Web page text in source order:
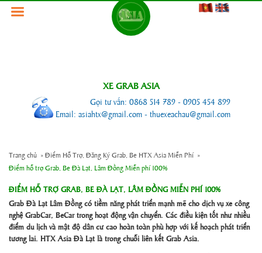
XE GRAB ASIA
Gọi tư vấn: 0868 514 789 - 0905 454 899
Email: asiahtx@gmail.com - thuexeachau@gmail.com
Trang chủ »Điểm Hỗ Trợ, Đăng Ký Grab, Be HTX Asia Miễn Phí»
Điểm hỗ trợ Grab, Be Đà Lạt, Lâm Đồng Miễn phí 100%
ĐIỂM HỖ TRỢ GRAB, BE ĐÀ LẠT, LÂM ĐỒNG MIỄN PHÍ 100%
Grab Đà Lạt Lâm Đồng có tiềm năng phát triển mạnh mẽ cho dịch vụ xe công
nghệ GrabCar, BeCar trong hoạt động vận chuyển. Các điều kiện tốt như nhiều
điểm du lịch và mật độ dân cư cao hoàn toàn phù hợp với kế hoạch phát triển
tương lai. HTX Asia Đà Lạt là trong chuỗi liên kết Grab Asia.